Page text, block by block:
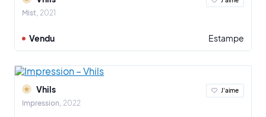
Mist 2021
Vendu Estampe
Vhils
Impression 2022
J'aime